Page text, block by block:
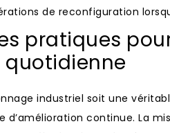
de reconfiguration
pratiques
quotidienne
industriel soit une
d’amélioration continue. La